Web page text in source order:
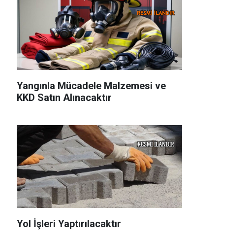
Yangınla Mücadele Malzemesi ve
KKD Satın Alınacaktır
Yol İşleri Yaptırılacaktır